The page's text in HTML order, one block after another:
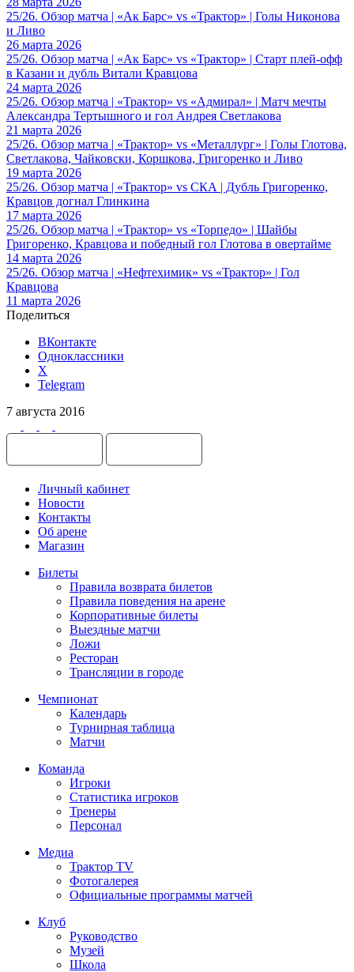
25/26. Обзор матча | «Ак Барс» vs «Трактор» | Голы Никонова
и Ливо
26 марта 2026
25/26. Обзор матча | «Ак Барс» vs «Трактор» | Старт плей-офф
в Казани и дубль Витали Кравцова
24 марта 2026
25/26. Обзор матча | «Трактор» vs «Адмирал» | Матч мечты
Александра Тертышного и гол Андрея Светлакова
21 марта 2026
25/26. Обзор матча | «Трактор» vs «Металлург» | Голы Глотова,
Светлакова, Чайковски, Коршкова, Григоренко и Ливо
19 марта 2026
25/26. Обзор матча | «Трактор» vs СКА | Дубль Григоренко,
Кравцов догнал Глинкина
17 марта 2026
25/26. Обзор матча | «Трактор» vs «Торпедо» | Шайбы
Григоренко, Кравцова и победный гол Глотова в овертайме
14 марта 2026
25/26. Обзор матча | «Нефтехимик» vs «Трактор» | Гол
Кравцова
11 марта 2026
Поделиться
ВКонтакте
Одноклассники
X
Telegram
7 августа 2016
Личный кабинет
Новости
Контакты
Об арене
Магазин
Билеты
Правила возврата билетов
Правила поведения на арене
Корпоративные билеты
Выездные матчи
Ложи
Ресторан
Трансляции в городе
Чемпионат
Календарь
Турнирная таблица
Матчи
Команда
Игроки
Статистика игроков
Тренеры
Персонал
Медиа
Трактор TV
Фотогалерея
Официальные программы матчей
Клуб
Руководство
Музей
Школа